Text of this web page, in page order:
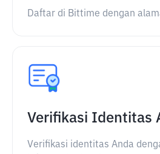
Daftar di Bittime dengan
Verifikasi Identitas
Verifikasi identitas Anda